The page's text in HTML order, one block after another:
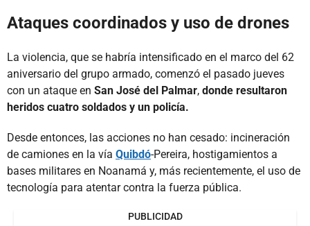
Ataques coordinados y uso de drones
La violencia, que se habría intensificado en el marco del 62
aniversario del grupo armado, comenzó el pasado jueves
con un ataque en San José del Palmar, donde resultaron
heridos cuatro soldados y un policía.
Desde entonces, las acciones no han cesado: incineración
de camiones en la vía Quibdó-Pereira, hostigamientos a
bases militares en Noanamá y, más recientemente, el uso de
tecnología para atentar contra la fuerza pública.
PUBLICIDAD